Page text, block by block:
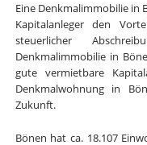
Eine Denkmalimmobilie in
Kapitalanleger den
steuerlicher
Denkmalimmobilie in
gute vermietbare
Denkmalwohnung in
Zukunft.
Bönen hat ca. 18.107